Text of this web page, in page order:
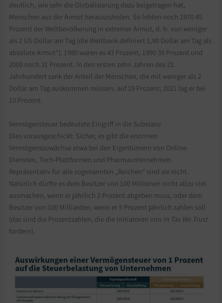
deutlich, wie sehr die Globalisierung dazu beigetragen hat,
Menschen aus der Armut herauszuholen. So lebten noch 1970 45
Prozent der Weltbevölkerung in extremer Armut, d. h. von weniger
als 2 US-Dollar am Tag (die Weltbank definiert 1,90 Dollar am Tag als
absolute Armut“), 1980 waren es 43 Prozent, 1990 39 Prozent und
2000 noch 31 Prozent. In den ersten zehn Jahren des 21.
Jahrhundert sank der Anteil der Menschen, die mit weniger als 2
Dollar am Tag auskommen müssen, auf 19 Prozent; 2021 lag er bei
10 Prozent.
Vermögensteuer bedeutete Eingriff in die Substanz
Dies vorausgeschickt: Sicher, es gibt die enormen
Vermögenszuwächse etwa bei den Eigentümern von Online-
Diensten, Tech-Plattformen und Pharmaunternehmen.
Repräsentativ für alle sogenannten „Reichen“ sind sie nicht.
Natürlich dürfte es dem Besitzer von 100 Millionen nicht allzu viel
ausmachen, wenn er jährlich 2 Prozent abgeben muss, oder dem
Besitzer von 100 Milliarden, wenn er 5 Prozent jährlich zahlen soll
(das sind die Prozentzahlen, die die Initiatoren von In Tax We Trust
fordern).